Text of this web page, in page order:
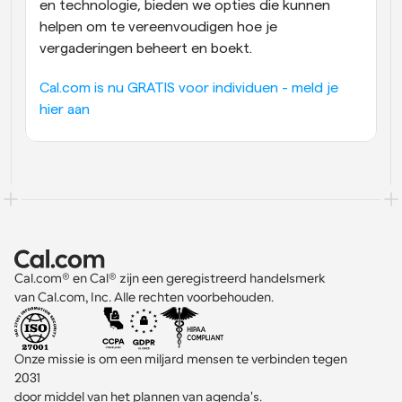
en technologie, bieden we opties die kunnen
helpen om te vereenvoudigen hoe je
vergaderingen beheert en boekt.
Cal.com is nu GRATIS voor individuen - meld je
hier aan
Cal.com® en Cal® zijn een geregistreerd handelsmerk
van Cal.com, Inc. Alle rechten voorbehouden.
Onze missie is om een miljard mensen te verbinden tegen
2031
door middel van het plannen van agenda's.